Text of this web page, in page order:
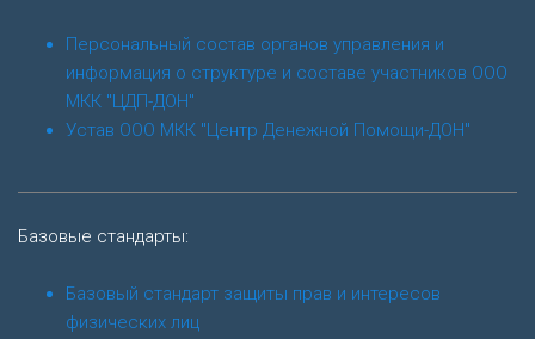
Персональный состав органов управления и
информация о структуре и составе участников ООО
МКК "ЦДП-ДОН"
Устав ООО МКК "Центр Денежной Помощи-ДОН"
Базовые стандарты:
Базовый стандарт защиты прав и интересов
физических лиц